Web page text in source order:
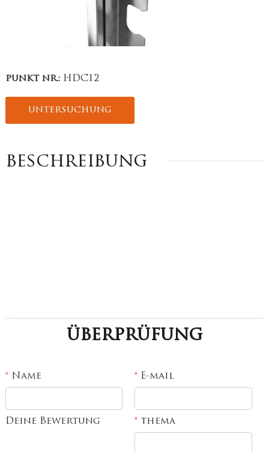
punkt nr.:HDC12
untersuchung
beschreibung
überprüfung
*Name *E-mail
Deine Bewertung *thema